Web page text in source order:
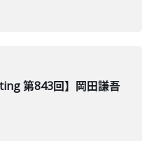
第843回】岡田謙吾